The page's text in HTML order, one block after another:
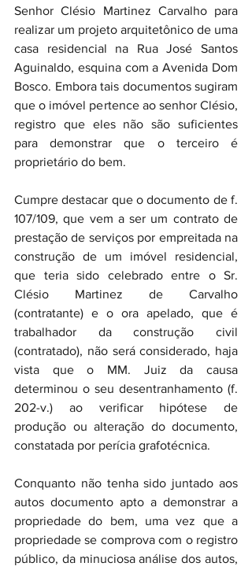
Senhor Clésio Martinez Carvalho para
realizar um projeto arquitetônico de uma
casa residencial na Rua José Santos
Aguinaldo, esquina com a Avenida Dom
Bosco. Embora tais documentos sugiram
que o imóvel pertence ao senhor Clésio,
registro que eles não são suficientes
para demonstrar que o terceiro é
proprietário do bem.
Cumpre destacar que o documento de f.
107/109, que vem a ser um contrato de
prestação de serviços por empreitada na
construção de um imóvel residencial,
que teria sido celebrado entre o Sr.
Clésio Martinez de Carvalho
(contratante) e o ora apelado, que é
trabalhador da construção civil
(contratado), não será considerado, haja
vista que o MM. Juiz da causa
determinou o seu desentranhamento (f.
202-v.) ao verificar hipótese de
produção ou alteração do documento,
constatada por perícia grafotécnica.
Conquanto não tenha sido juntado aos
autos documento apto a demonstrar a
propriedade do bem, uma vez que a
propriedade se comprova com o registro
público, da minuciosa análise dos autos,